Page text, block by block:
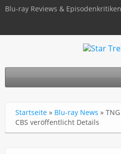
Blu-ray Reviews & Episodenkritiken
TNG
Startseite » Blu-ray News »
CBS veröffentlicht Details